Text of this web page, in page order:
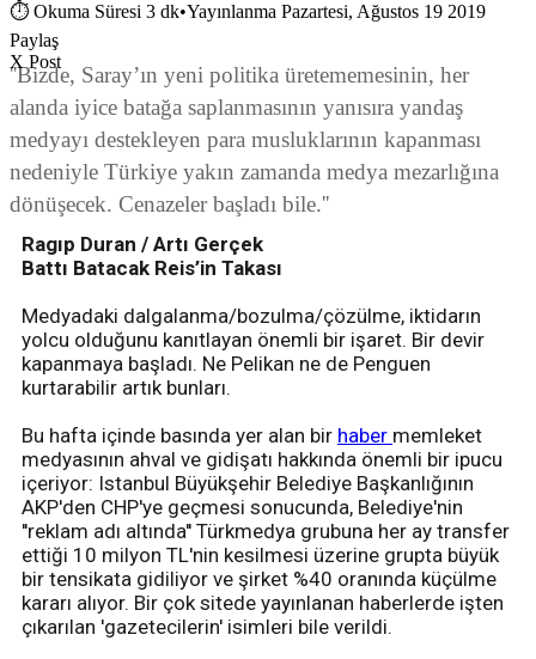
⏱ Okuma Süresi 3 dk•Yayınlanma Pazartesi, Ağustos 19 2019
Paylaş
X Post
''Bizde, Saray’ın yeni politika üretememesinin, her
alanda iyice batağa saplanmasının yanısıra yandaş
medyayı destekleyen para musluklarının kapanması
nedeniyle Türkiye yakın zamanda medya mezarlığına
dönüşecek. Cenazeler başladı bile.''
Ragıp Duran / Artı Gerçek
Battı Batacak Reis’in Takası
Medyadaki dalgalanma/bozulma/çözülme, iktidarın
yolcu olduğunu kanıtlayan önemli bir işaret. Bir devir
kapanmaya başladı. Ne Pelikan ne de Penguen
kurtarabilir artık bunları.
Bu hafta içinde basında yer alan bir haber memleket
medyasının ahval ve gidişatı hakkında önemli bir ipucu
içeriyor: Istanbul Büyükşehir Belediye Başkanlığının
AKP'den CHP'ye geçmesi sonucunda, Belediye'nin
''reklam adı altında'' Türkmedya grubuna her ay transfer
ettiği 10 milyon TL'nin kesilmesi üzerine grupta büyük
bir tensikata gidiliyor ve şirket %40 oranında küçülme
kararı alıyor. Bir çok sitede yayınlanan haberlerde işten
çıkarılan 'gazetecilerin' isimleri bile verildi.